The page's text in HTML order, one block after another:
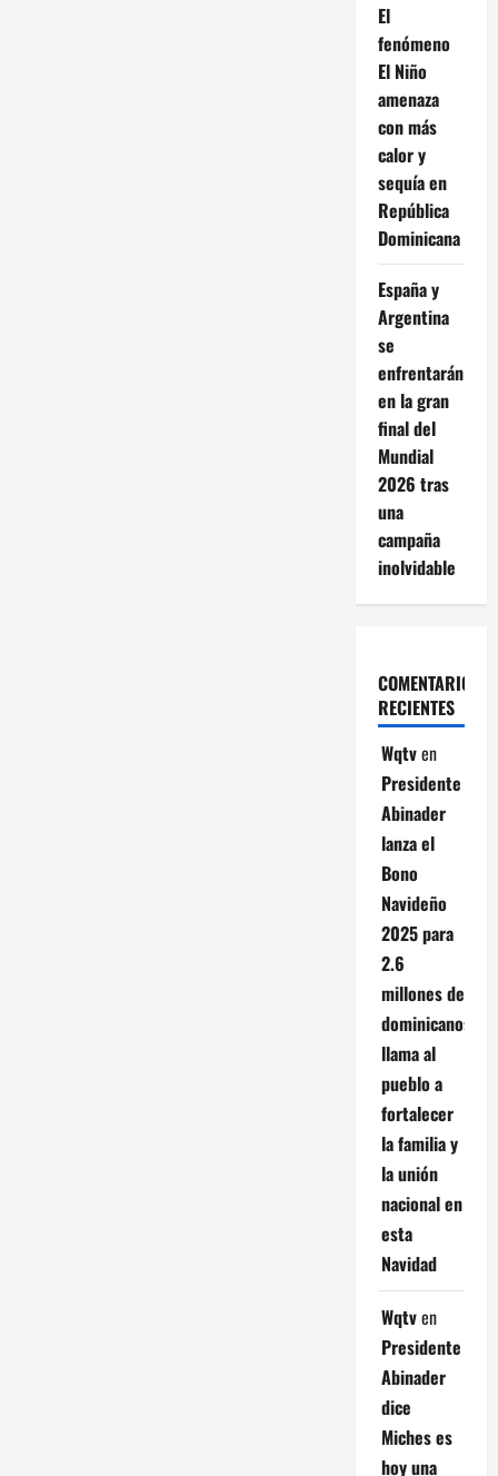
El
fenómeno
El Niño
amenaza
con más
calor y
sequía en
República
Dominicana
España y
Argentina
se
enfrentarán
en la gran
final del
Mundial
2026 tras
una
campaña
inolvidable
COMENTARIOS
RECIENTES
Wqtven
Presidente
Abinader
lanza el
Bono
Navideño
2025 para
2.6
millones de
dominicanos;
llama al
pueblo a
fortalecer
la familia y
la unión
nacional en
esta
Navidad
Wqtven
Presidente
Abinader
dice
Miches es
hoy una